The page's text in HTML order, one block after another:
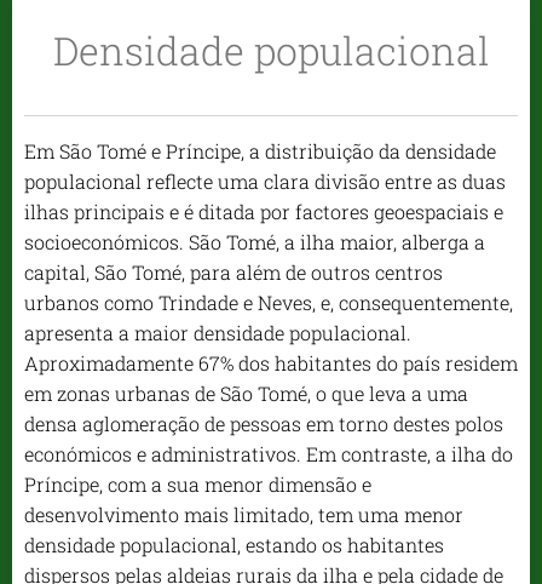
Densidade populacional
Em São Tomé e Príncipe, a distribuição da densidade
populacional reflecte uma clara divisão entre as duas
ilhas principais e é ditada por factores geoespaciais e
socioeconómicos. São Tomé, a ilha maior, alberga a
capital, São Tomé, para além de outros centros
urbanos como Trindade e Neves, e, consequentemente,
apresenta a maior densidade populacional.
Aproximadamente 67% dos habitantes do país residem
em zonas urbanas de São Tomé, o que leva a uma
densa aglomeração de pessoas em torno destes polos
económicos e administrativos. Em contraste, a ilha do
Príncipe, com a sua menor dimensão e
desenvolvimento mais limitado, tem uma menor
densidade populacional, estando os habitantes
dispersos pelas aldeias rurais da ilha e pela cidade de